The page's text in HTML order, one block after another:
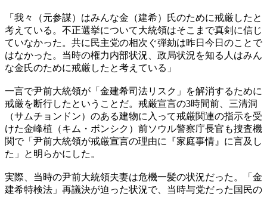
「我々（元参謀）はみんな金（建希）氏のために戒厳したと
考えている。不正選挙について大統領はそこまで真剣に信じ
ていなかった。共に民主党の相次ぐ弾劾は昨日今日のことで
はなかった。当時の権力内部状況、政局状況を知る人はみん
な金氏のために戒厳したと考えている」
一言で尹前大統領が「金建希司法リスク」を解消するために
戒厳を断行したということだ。戒厳宣言の3時間前、三清洞
（サムチョンドン）のある建物に入って戒厳関連の指示を受
けた金峰植（キム・ボンシク）前ソウル警察庁長官も捜査機
関で「尹前大統領が戒厳宣言の理由に『家庭事情』に言及し
た」と明らかにした。
実際、当時の尹前大統領夫妻は危機一髪の状況だった。「金
建希特検法」再議決が迫った状況で、当時与党だった国民の